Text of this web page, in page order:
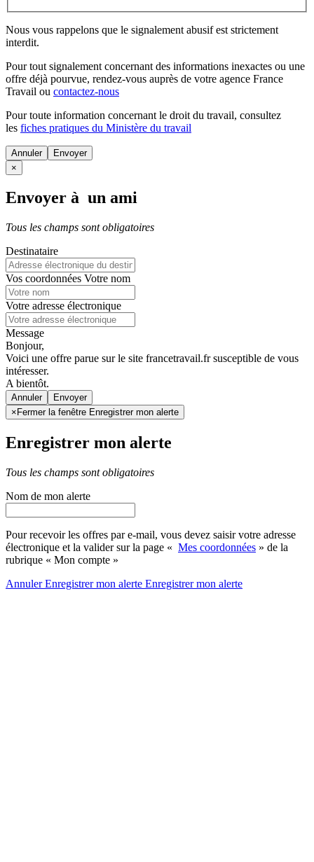
Nous vous rappelons que le signalement abusif est strictement
interdit.
Pour tout signalement concernant des informations inexactes ou une
offre déjà pourvue, rendez-vous auprès de votre agence France
Travail ou contactez-nous
Pour toute information concernant le droit du travail, consultez
les fiches pratiques du Ministère du travail
Annuler
×
Envoyer à un ami
Tous les champs sont obligatoires
Destinataire
Vos coordonnées Votre nom
Votre adresse électronique
Message
Bonjour,
Voici une offre parue sur le site francetravail.fr susceptible de vous
intéresser.
A bientôt.
Annuler
× Fermer la fenêtre Enregistrer mon alerte
Enregistrer mon alerte
Tous les champs sont obligatoires
Nom de mon alerte
Pour recevoir les offres par e-mail, vous devez saisir votre adresse
électronique et la valider sur la page « Mes coordonnées » de la
rubrique « Mon compte »
AnnulerEnregistrer mon alerte Enregistrermon alerte